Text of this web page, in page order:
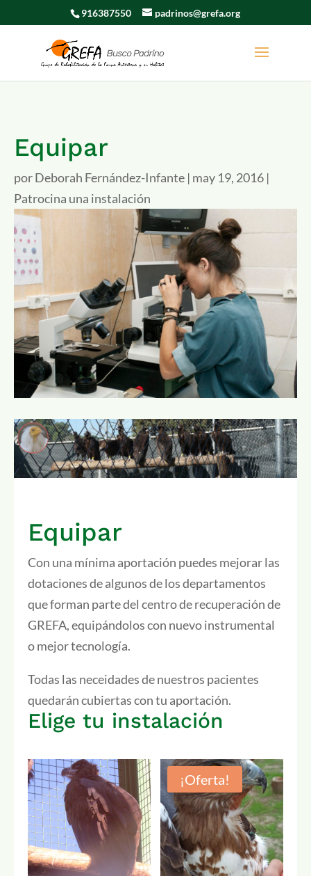
916387550 padrinos@grefa.org
Equipar
porDeborah Fernández-Infante | may 19, 2016 |
Patrocina una instalación
Equipar
Con una mínima aportación puedes mejorar las
dotaciones de algunos de los departamentos
que forman parte del centro de recuperación de
GREFA, equipándolos con nuevo instrumental
o mejor tecnología.
Todas las neceidades de nuestros pacientes
quedarán cubiertas con tu aportación.
Elige tu instalación
¡Oferta!